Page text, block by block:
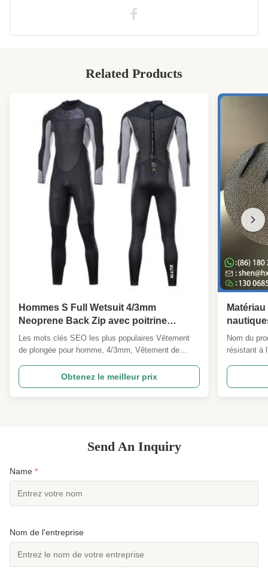
Related Products
Hommes S Full Wetsuit 4/3mm
Neoprene Back Zip avec poitrine
Panneau à peau lisse Surf thermique /
Maillot de plongée Surf en eau libre
Les mots clés SEO les plus populaires Vêtement
de plongée pour homme, 4/3mm, Vêtement de
poitrine, Vêtement de plongée résistant au vent,
cousu à l'aveugle, Vêtement thermique, Vêtement
de surf, Vêtement de plongée, Vêtement de plongée
Obtenez le meilleur prix
Nom du
résistant à
robuste et
Send An Inquiry
Name *
Nom de l'entreprise